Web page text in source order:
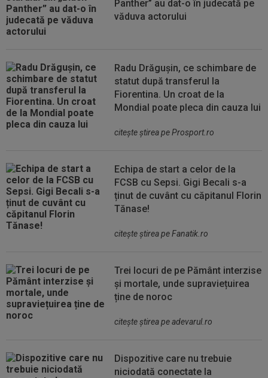
Panther” au dat-o în judecată pe
văduva actorului
Radu Drăgușin, ce schimbare de
statut după transferul la
Fiorentina. Un croat de la
Mondial poate pleca din cauza lui
citeşte ştirea pe Prosport.ro
Echipa de start a celor de la
FCSB cu Sepsi. Gigi Becali s-a
ținut de cuvânt cu căpitanul Florin
Tănase!
citeşte ştirea pe Fanatik.ro
Trei locuri de pe Pământ interzise
și mortale, unde supraviețuirea
ține de noroc
citeşte ştirea pe adevarul.ro
Dispozitive care nu trebuie
niciodată conectate la